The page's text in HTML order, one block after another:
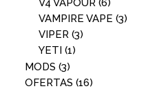
V4 VAPOUR (6)
VAMPIRE VAPE (3)
VIPER (3)
YETI (1)
MODS (3)
OFERTAS (16)